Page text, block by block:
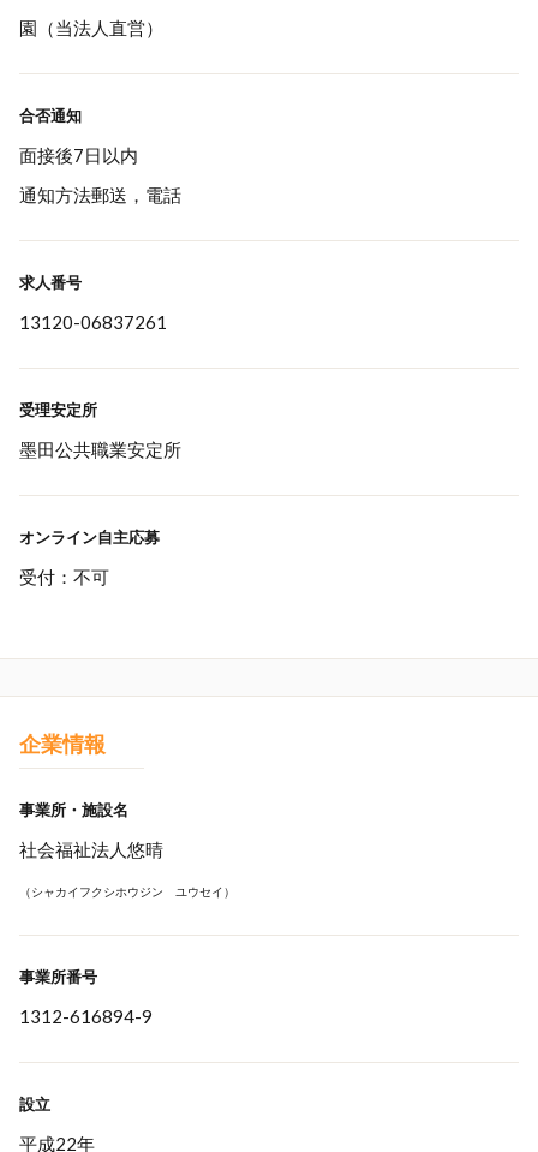
園（当法人直営）
合否通知
面接後7日以内
通知方法郵送，電話
求人番号
13120-06837261
受理安定所
墨田公共職業安定所
オンライン自主応募
受付：不可
企業情報
事業所・施設名
社会福祉法人悠晴
（シャカイフクシホウジン ユウセイ）
事業所番号
1312-616894-9
設立
平成22年